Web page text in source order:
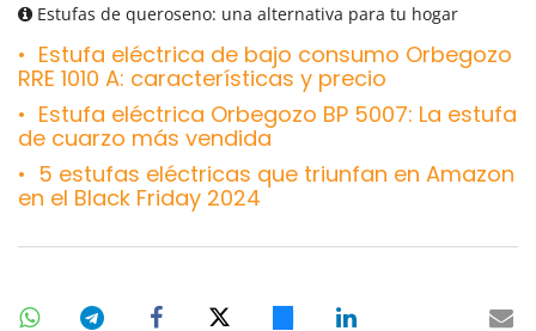
Estufas de queroseno: una alternativa para tu hogar
Estufa eléctrica de bajo consumo Orbegozo
RRE 1010 A: características y precio
Estufa eléctrica Orbegozo BP 5007: La estufa
de cuarzo más vendida
5 estufas eléctricas que triunfan en Amazon
en el Black Friday 2024